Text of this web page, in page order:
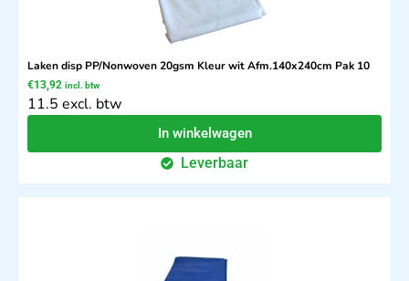
Laken disp PP/Nonwoven 20gsm Kleur wit Afm.140x240cm Pak 10
€13,92 incl. btw
11.5 excl. btw
In winkelwagen
Leverbaar